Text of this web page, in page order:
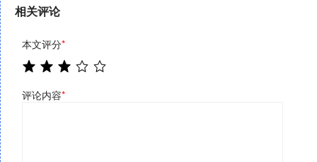
相关评论
本文评分*
评论内容*